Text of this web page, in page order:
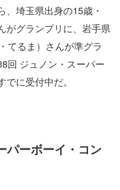
、埼玉県出身の15歳・
がグランプリに、岩手県
てるま）さんが準グラ
回 ジュノン・スーパー
に受付中だ。
パーボーイ・コン